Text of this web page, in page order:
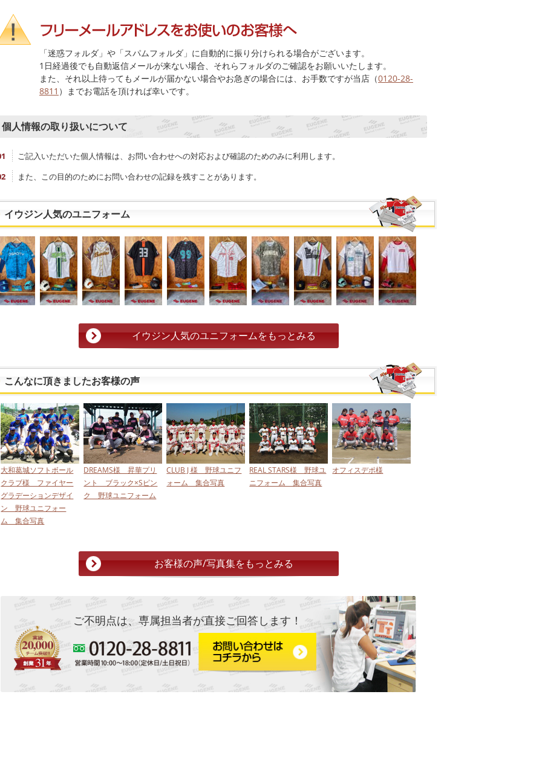
「迷惑フォルダ」や「スパムフォルダ」に自動的に振り分けられる場合がございます。
1日経過後でも自動返信メールが来ない場合、それらフォルダのご確認をお願いいたします。
また、それ以上待ってもメールが届かない場合やお急ぎの場合には、お手数ですが当店（0120-28-
8811 ）までお電話を頂ければ幸いです。
個人情報の取り扱いについて
ご記入いただいた個人情報は、お問い合わせへの対応および確認のためのみに利用します。
また、この目的のためにお問い合わせの記録を残すことがあります。
イウジン人気のユニフォーム
イウジン人気のユニフォームをもっとみる
こんなに頂きましたお客様の声
大和葛城ソフトボール
クラブ様 ファイヤー
グラデーションデザイ
ン 野球ユニフォー
ム 集合写真
DREAMS様 昇華プリ
ント ブラック×Sピン
ク 野球ユニフォーム
CLUB J 様 野球ユニフ
ォーム 集合写真
REAL STARS様 野球ユ
ニフォーム 集合写真
オフィスデポ様
お客様の声/写真集をもっとみる
ご不明点は、専属担当者が直接ご回答します！